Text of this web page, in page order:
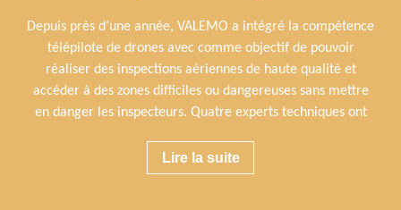
Depuis près d’une année, VALEMO a intégré la compétence
télépilote de drones avec comme objectif de pouvoir
réaliser des inspections aériennes de haute qualité et
accéder à des zones difficiles ou dangereuses sans mettre
en danger les inspecteurs. Quatre experts techniques ont
Lire la suite